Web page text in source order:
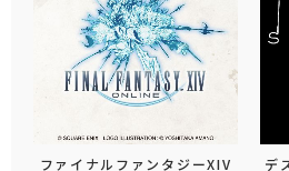
ファイナルファンタジーXIV
デ